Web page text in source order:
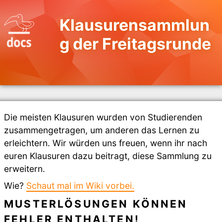
Klausurensammlun
g der Freitagsrunde
Die meisten Klausuren wurden von Studierenden
zusammengetragen, um anderen das Lernen zu
erleichtern. Wir würden uns freuen, wenn ihr nach
euren Klausuren dazu beitragt, diese Sammlung zu
erweitern.
Wie? Schaut mal im Wiki vorbei.
MUSTERLÖSUNGEN KÖNNEN
FEHLER ENTHALTEN!